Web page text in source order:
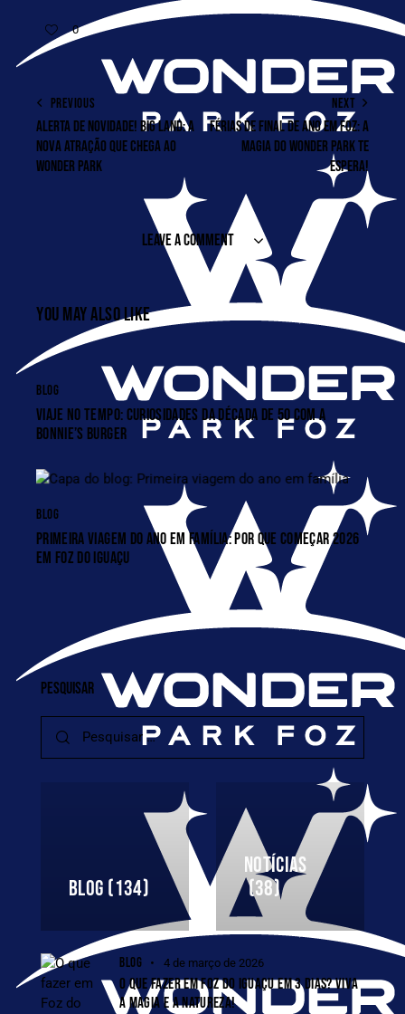
0
PREVIOUS
ALERTA DE NOVIDADE! BIG LAND: A
NOVA ATRAÇÃO QUE CHEGA AO
WONDER PARK
NEXT
FÉRIAS DE FINAL DE ANO EM FOZ: A
MAGIA DO WONDER PARK TE
ESPERA!
LEAVE A COMMENT
YOU MAY ALSO LIKE
BLOG
VIAJE NO TEMPO: CURIOSIDADES DA DÉCADA DE 50 COM A
BONNIE’S BURGER
BLOG
PRIMEIRA VIAGEM DO ANO EM FAMÍLIA: POR QUE COMEÇAR 2026
EM FOZ DO IGUAÇU
PESQUISAR
BLOG (134)
NOTÍCIAS
(38)
BLOG 4 de março de 2026
O QUE FAZER EM FOZ DO IGUAÇU EM 3 DIAS? VIVA
A MAGIA E A NATUREZA!